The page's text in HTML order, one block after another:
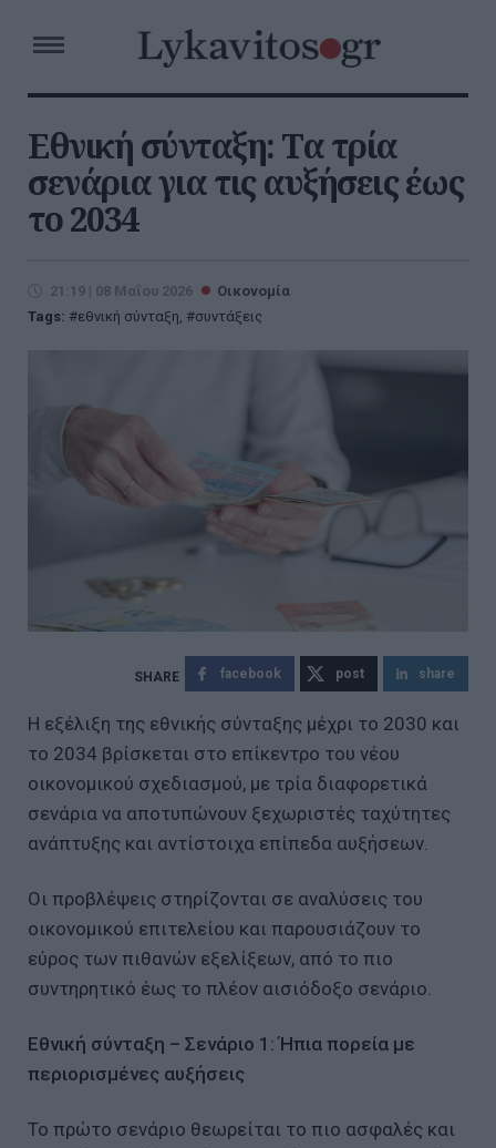
Εθνική σύνταξη: Τα τρία
σενάρια για τις αυξήσεις έως
το 2034
21:19 | 08 Μαΐου 2026
Οικονομία
Tags:
εθνική σύνταξη, συντάξεις
facebook post share
Η εξέλιξη της εθνικής σύνταξης μέχρι το 2030 και
το 2034 βρίσκεται στο επίκεντρο του νέου
οικονομικού σχεδιασμού, με τρία διαφορετικά
σενάρια να αποτυπώνουν ξεχωριστές ταχύτητες
ανάπτυξης και αντίστοιχα επίπεδα αυξήσεων.
Οι προβλέψεις στηρίζονται σε αναλύσεις του
οικονομικού επιτελείου και παρουσιάζουν το
εύρος των πιθανών εξελίξεων, από το πιο
συντηρητικό έως το πλέον αισιόδοξο σενάριο.
Εθνική σύνταξη – Σενάριο 1: Ήπια πορεία με
περιορισμένες αυξήσεις
Το πρώτο σενάριο θεωρείται το πιο ασφαλές και